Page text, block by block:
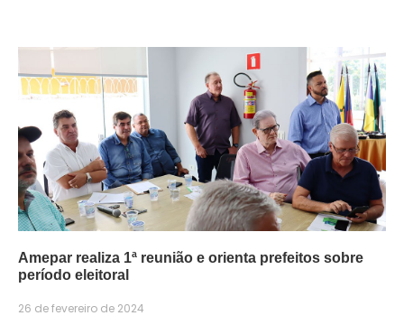
Amepar realiza 1ª reunião e orienta prefeitos sobre
período eleitoral
26 de fevereiro de 2024